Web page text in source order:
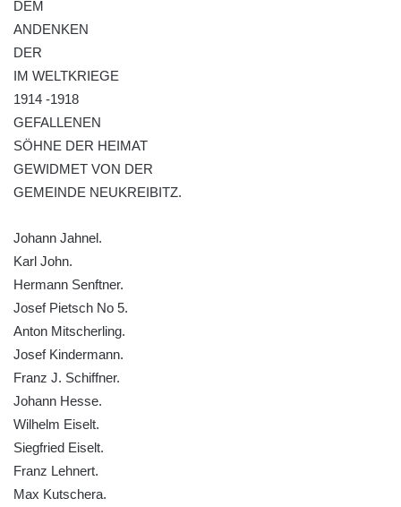
máje v Lužci nad Vltavou
Hrob Vladislava Neumana v Hostíně u
Vojkovic
Pomník obětem válek před hřbitovem v
Hostíně u Vojkovic
Lužci nad Vltavou
Kenotaf Miloslava Švice na hřbitově v Lužci
nad Vltavou
nad Vltavou
Pomník vojákům Rudé armády na hřbitově
v Lužci nad Vltavou
Pomník Ladislava Sedláčka a Karla Pelce u
silnice severně od Lužce nad Vltavou
Kenotaf Alfeda Harnische na hřbitově v
Hrobčicích
DEM
ANDENKEN
DER
IM WELTKRIEGE
1914 -1918
GEFALLENEN
SÖHNE DER HEIMAT
GEWIDMET VON DER
GEMEINDE NEUKREIBITZ.
Johann Jahnel.
Karl John.
Hermann Senftner.
Josef Pietsch No 5.
Anton Mitscherling.
Josef Kindermann.
Franz J. Schiffner.
Johann Hesse.
Wilhelm Eiselt.
Siegfried Eiselt.
Franz Lehnert.
Max Kutschera.